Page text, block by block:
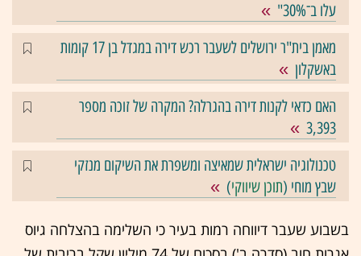
עלו ב־30%"
מאמן בית"ר ירושלים לשעבר רכש דירה במגדל בן 17 קומות
באשקלון
האם כדאי לקנות דירה בהגרלה? המקרה של זוכה מספר
3,393
טכנולוגיה ישראלית שמאיצה ומשפרת את השיקום מנזקי
שבץ מוחי (תוכן שיווקי)
בשבוע שעבר דיווחה רמות בעיר כי השלימה בהצלחה גיוס